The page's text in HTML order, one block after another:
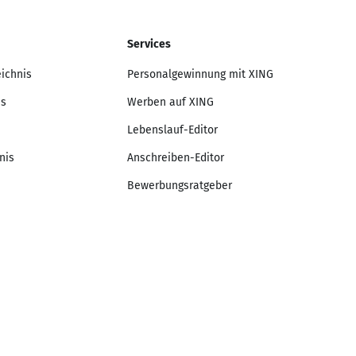
Services
Personalgewinnung mit XING
Werben auf XING
Lebenslauf-Editor
Anschreiben-Editor
Bewerbungsratgeber